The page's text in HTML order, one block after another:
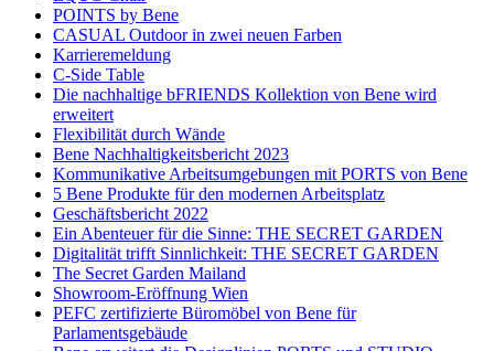
POINTS by Bene
CASUAL Outdoor in zwei neuen Farben
Karrieremeldung
C-Side Table
Die nachhaltige bFRIENDS Kollektion von Bene wird
erweitert
Flexibilität durch Wände
Bene Nachhaltigkeitsbericht 2023
Kommunikative Arbeitsumgebungen mit PORTS von Bene
5 Bene Produkte für den modernen Arbeitsplatz
Geschäftsbericht 2022
Ein Abenteuer für die Sinne: THE SECRET GARDEN
Digitalität trifft Sinnlichkeit: THE SECRET GARDEN
The Secret Garden Mailand
Showroom-Eröffnung Wien
PEFC zertifizierte Büromöbel von Bene für
Parlamentsgebäude